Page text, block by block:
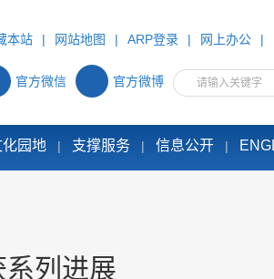
本站 | 网站地图 | ARP登录 | 网上办公 |
官方微信 官方微博
化园地 | 支撑服务 | 信息公开 |
列进展